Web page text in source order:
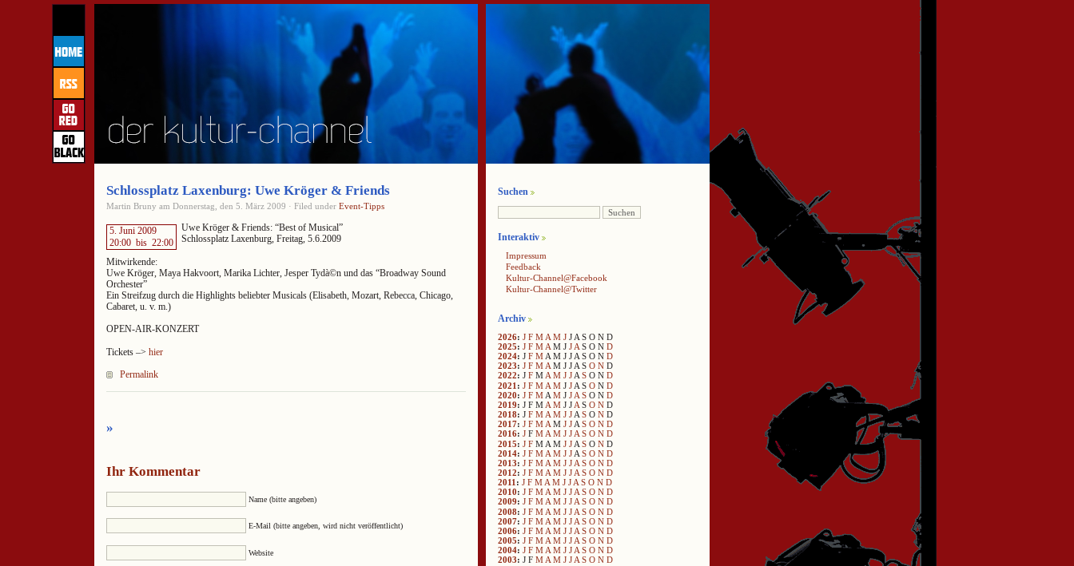
Schlossplatz Laxenburg: Uwe Kröger & Friends
Martin Bruny am Donnerstag, den 5. März 2009 · Filed under Event-Tipps
5. Juni 2009
20:00 bis 22:00
Uwe Kröger & Friends: “Best of Musical”
Schlossplatz Laxenburg, Freitag, 5.6.2009
Mitwirkende:
Uwe Kröger, Maya Hakvoort, Marika Lichter, Jesper Tydà©n und das “Broadway Sound
Orchester”
Ein Streifzug durch die Highlights beliebter Musicals (Elisabeth, Mozart, Rebecca, Chicago,
Cabaret, u. v. m.)
OPEN-AIR-KONZERT
Tickets –> hier
Permalink
»
Ihr Kommentar
Name (bitte angeben)
E-Mail (bitte angeben, wird nicht veröffentlicht)
Website
Suchen
Interaktiv
Impressum
Feedback
Kultur-Channel@Facebook
Kultur-Channel@Twitter
Archiv
2026: J F M A M J J A S O N D
2025: J F M A M J J A S O N D
2024: J F M A M J J A S O N D
2023: J F M A M J J A S O N D
2022: J F MA M J JA S O N D
2021 : J F M A M J J A S O N D
2020: J F M A M J J A S O N D
2019: J F M A M J J A S O N D
2018: J F M A M J J A S O N D
2017: J F M A M J J A S O N D
2016: J F M A M J J A S O N D
2015: J F M A M J J A S O N D
2014: J F M A M J J A S O N D
2013: J F M A M J J A S O N D
2012: J F M A M J J A S O N D
2011 : J F M A M J J A S O N D
2010: J F M A M J J A S O N D
2009: J F MA M J JA S O N D
2008: J F M A M J J A S O N D
2007: J F M A M J J A S O N D
2006: J F M A M J J A S O N D
2005: J F M A M J J A S O N D
2004: J F M A M J J A S O N D
2003: J F M A M J J A S O N D